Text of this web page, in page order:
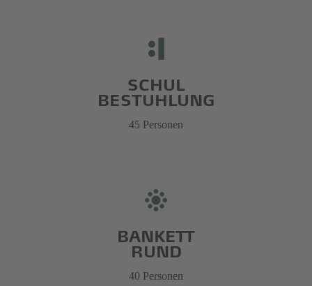
SCHUL
BESTUHLUNG
45 Personen
BANKETT
RUND
40 Personen